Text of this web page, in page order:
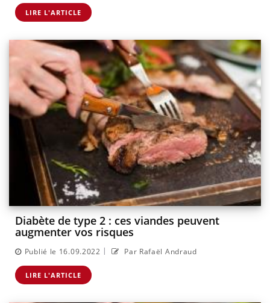
LIRE L'ARTICLE
Diabète de type 2 : ces viandes peuvent
augmenter vos risques
Publié le 16.09.2022 | Par Rafaël Andraud
LIRE L'ARTICLE